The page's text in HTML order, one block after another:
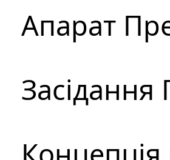
Апарат
Засідання